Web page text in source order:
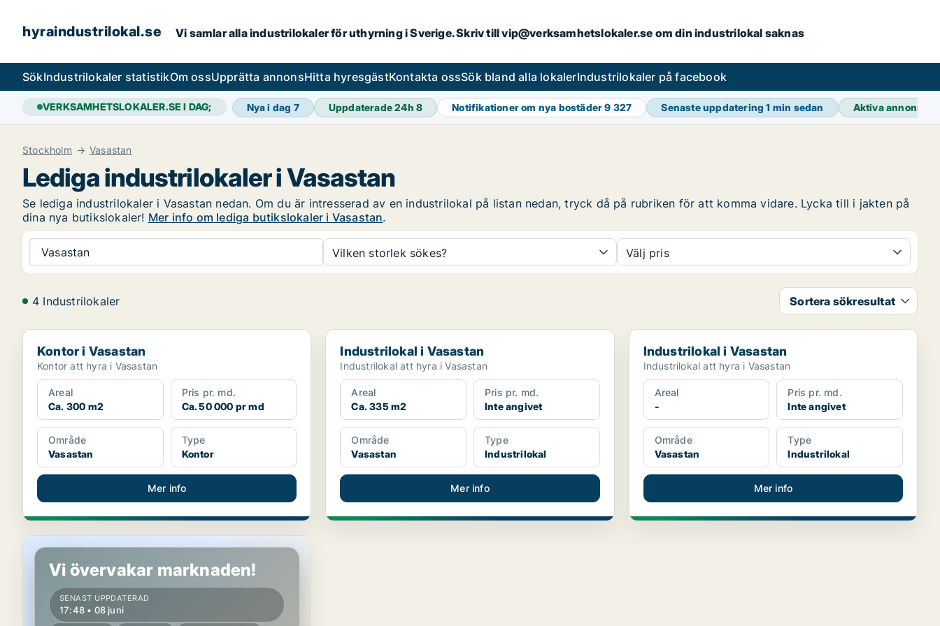
hyraindustrilokal.se Vi samlar alla industrilokaler för uthyrning i Sverige. Skriv till vip@verksamhetslokaler.se om din industrilokal saknas
SökIndustrilokaler statistikOm ossUpprätta annonsHitta hyresgästKontakta ossSök bland alla lokalerIndustrilokaler på facebook
VERKSAMHETSLOKALER.SE I DAG; Nya i dag 7 Uppdaterade 24h8 Notifikationer om nya bostäder9 327 Senaste uppdatering1 min sedan Aktiva annonser
Stockholm Vasastan
Lediga industrilokaler i Vasastan
Se lediga industrilokaler i Vasastan nedan. Om du är intresserad av en industrilokal på listan nedan, tryck då på rubriken för att komma vidare. Lycka till i jakten på
dina nya butikslokaler! Mer info om lediga butikslokaler i Vasastan.
Vasastan Vilken storlek sökes? Välj pris
4 Industrilokaler Sortera sökresultat
Kontor i Vasastan
Kontor i Vasastan
Kontor att hyra i Vasastan
Areal
Ca. 300 m2
Pris pr. md.
Ca. 50 000 pr md
Område
Vasastan
Type
Kontor
Mer info
Industrilokal i Vasastan
Industrilokal i Vasastan
Industrilokal att hyra i Vasastan
Areal
Ca. 335 m2
Pris pr. md.
Inte angivet
Område
Vasastan
Type
Industrilokal
Mer info
Industrilokal i Vasastan
Industrilokal i Vasastan
Industrilokal att hyra i Vasastan
Areal
-
Pris pr. md.
Inte angivet
Område
Vasastan
Type
Industrilokal
Mer info
Lager i Stockholm
Vi övervakar marknaden!
SENAST UPPDATERAD
17:48 • 08 juni